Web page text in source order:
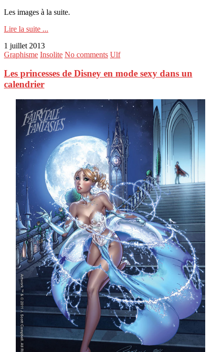
Les images à la suite.
Lire la suite ...
1 juillet 2013
Graphisme Insolite No comments Ulf
Les princesses de Disney en mode sexy dans un
calendrier